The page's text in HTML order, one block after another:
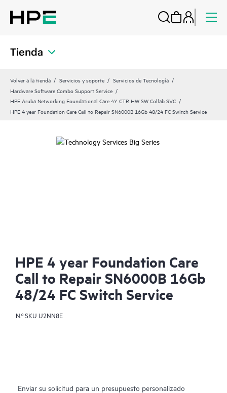
Tienda
Volver a la tienda Servicios y soporte
Servicios de Tecnología
Hardware Software Combo Support Service
HPE Aruba Networking Foundational Care 4Y CTR HW SW Collab SVC
HPE 4 year Foundation Care Call to Repair SN6000B 16Gb 48/24 FC Switch Service
HPE 4 year Foundation Care
Call to Repair SN6000B 16Gb
48/24 FC Switch Service
N.º SKU U2NN8E
Enviar su solicitud para un presupuesto personalizado